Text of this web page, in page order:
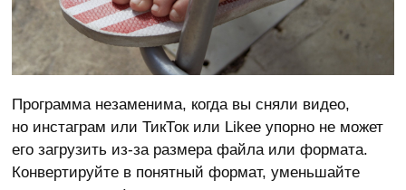
Программа незаменима, когда вы сняли видео,
но инстаграм или ТикТок или Likee упорно не может
его загрузить из-за размера файла или формата.
Конвертируйте в понятный формат, уменьшайте